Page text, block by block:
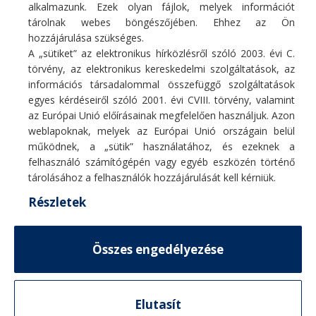
266 900 Ft 406 900Ft
Fő profilunk hűtő/fűtő légkondicionáló berendezések, hőszivattyúk
értékesítése, szakszerű telepítése, karbantartása, tisztítása, javítása.
E-mail:info@coolcontrol.hu
Telefon: +36 (30) 978-0649
Telefon: +36 (30) 542-0613
TERMÉKVÁLASZTÓ
alkalmazunk. Ezek olyan fájlok, melyek információt
tárolnak webes böngészőjében. Ehhez az Ön
hozzájárulása szükséges.
A „sütiket” az elektronikus hírközlésről szóló 2003. évi C.
törvény, az elektronikus kereskedelmi szolgáltatások, az
információs társadalommal összefüggő szolgáltatások
egyes kérdéseiről szóló 2001. évi CVIII. törvény, valamint
az Európai Unió előírásainak megfelelően használjuk. Azon
weblapoknak, melyek az Európai Unió országain belül
működnek, a „sütik” használatához, és ezeknek a
felhasználó számítógépén vagy egyéb eszközén történő
tárolásához a felhasználók hozzájárulását kell kérniük.
Részletek
Összes engedélyezése
Elutasít